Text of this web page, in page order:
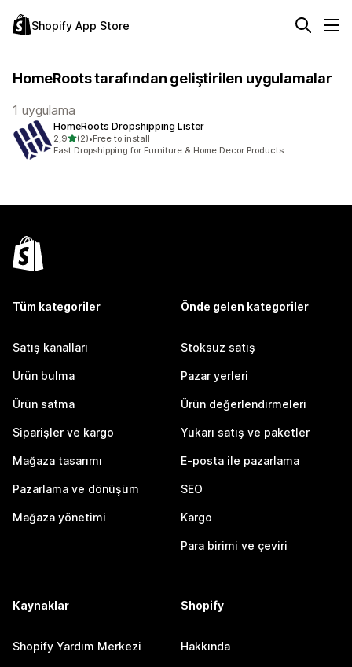
Shopify App Store
HomeRoots tarafından geliştirilen uygulamalar
1 uygulama
HomeRoots Dropshipping Lister
2,95 yıldız üzerinden
(2)
toplam 2 değerlendirme
•Free to install
Fast Dropshipping for Furniture & Home Decor Products
Tüm kategoriler
Satış kanalları
Ürün bulma
Ürün satma
Siparişler ve kargo
Mağaza tasarımı
Pazarlama ve dönüşüm
Mağaza yönetimi
Önde gelen kategoriler
Stoksuz satış
Pazar yerleri
Ürün değerlendirmeleri
Yukarı satış ve paketler
E-posta ile pazarlama
SEO
Kargo
Para birimi ve çeviri
Kaynaklar
Shopify Yardım Merkezi
Shopify
Hakkında